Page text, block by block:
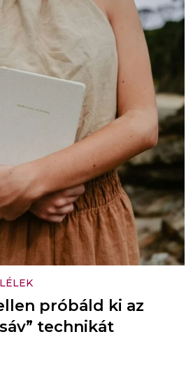
próbáld ki az
technikát